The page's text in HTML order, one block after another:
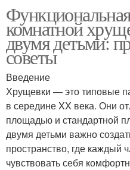
комнатной
двумя детьми:
советы
Введение
Хрущевки — это типовые
в середине XX века. Они
площадью и стандартной
двумя детьми важно
пространство, где каждый
чувствовать себя